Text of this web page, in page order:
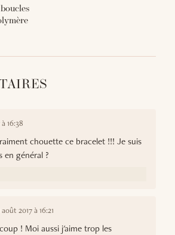
16:38
chouette ce bracelet !!! Je suis
en général ?
août 2017 à 16:21
! Moi aussi j'aime trop les